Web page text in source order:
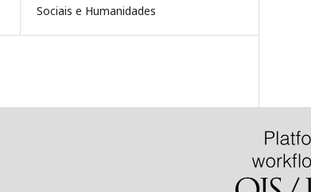
Sociais e Humanidades